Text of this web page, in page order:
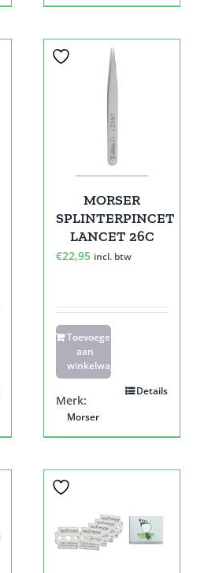
MORSER
SPLINTERPINCET
LANCET 26C
€22,95 incl. btw
Toevoegen
aan
winkelwagen
Details
Merk:
Morser